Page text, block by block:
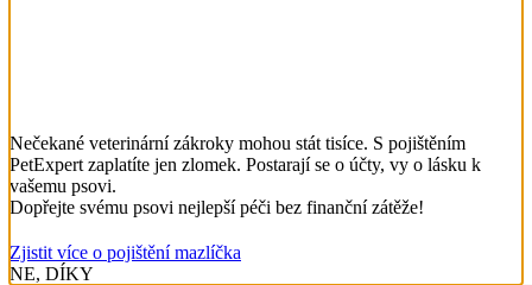
Nečekané veterinární zákroky mohou stát tisíce. S pojištěním
PetExpert zaplatíte jen zlomek. Postarají se o účty, vy o lásku k
vašemu psovi.
Dopřejte svému psovi nejlepší péči bez finanční zátěže!
Zjistit více o pojištění mazlíčka
NE, DÍKY